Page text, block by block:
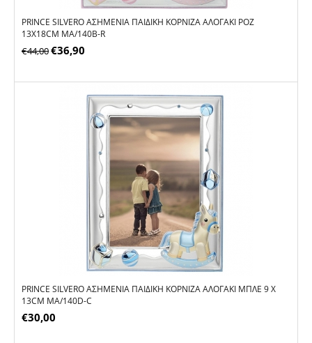
PRINCE SILVERO ΑΣΗΜΈΝΙΑ ΠΑΙΔΙΚΉ ΚΟΡΝΊΖΑ ΑΛΟΓΆΚΙ ΡΟΖ
13X18CM MA/140B-R
€44,00€36,90
PRINCE SILVERO ΑΣΗΜΈΝΙΑ ΠΑΙΔΙΚΉ ΚΟΡΝΊΖΑ ΑΛΟΓΆΚΙ ΜΠΛΕ 9 X
13CM MA/140D-C
€30,00